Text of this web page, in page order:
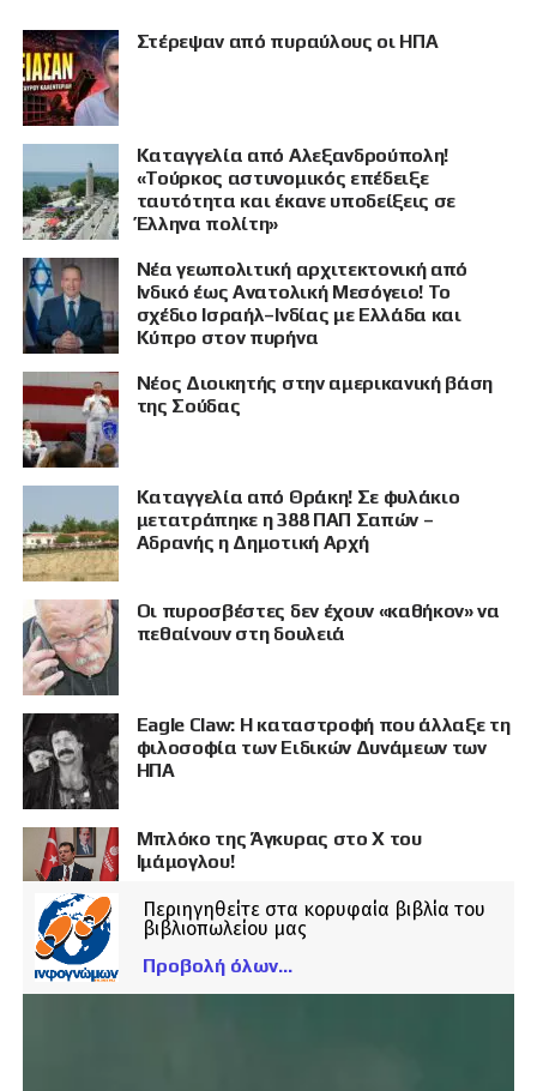
Στέρεψαν από πυραύλους οι ΗΠΑ
Καταγγελία από Αλεξανδρούπολη!
«Τούρκος αστυνομικός επέδειξε
ταυτότητα και έκανε υποδείξεις σε
Έλληνα πολίτη»
Νέα γεωπολιτική αρχιτεκτονική από
Ινδικό έως Ανατολική Μεσόγειο! Το
σχέδιο Ισραήλ–Ινδίας με Ελλάδα και
Κύπρο στον πυρήνα
Νέος Διοικητής στην αμερικανική βάση
της Σούδας
Καταγγελία από Θράκη! Σε φυλάκιο
μετατράπηκε η 388 ΠΑΠ Σαπών –
Αδρανής η Δημοτική Αρχή
Οι πυροσβέστες δεν έχουν «καθήκον» να
πεθαίνουν στη δουλειά
Eagle Claw: Η καταστροφή που άλλαξε τη
φιλοσοφία των Ειδικών Δυνάμεων των
ΗΠΑ
Μπλόκο της Άγκυρας στο X του
Ιμάμογλου!
Περιηγηθείτε στα κορυφαία βιβλία του
βιβλιοπωλείου μας
Προβολή όλων